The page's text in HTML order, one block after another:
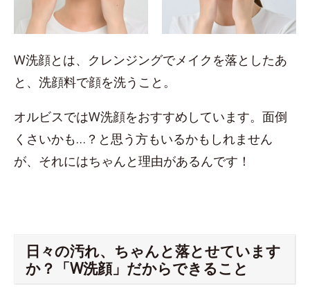
W洗顔とは、クレンジングでメイクを落としたあ
と、洗顔料で顔を洗うこと。
オルビスではW洗顔をおすすめしています。面倒
くさいかも…？と思う方もいるかもしれません
が、それにはちゃんと理由があるんです！
日々の汚れ、ちゃんと落とせています
か？「W洗顔」だからできること